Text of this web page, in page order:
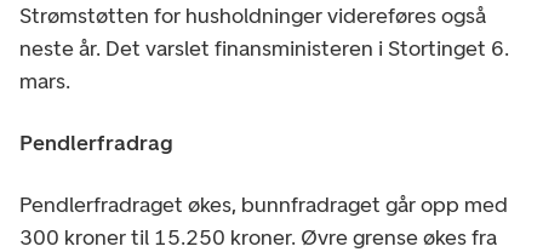
Strømstøtten for husholdninger videreføres også
neste år. Det varslet finansministeren i Stortinget 6.
mars.
Pendlerfradrag
Pendlerfradraget økes, bunnfradraget går opp med
300 kroner til 15.250 kroner. Øvre grense økes fra